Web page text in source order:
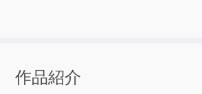
作品紹介